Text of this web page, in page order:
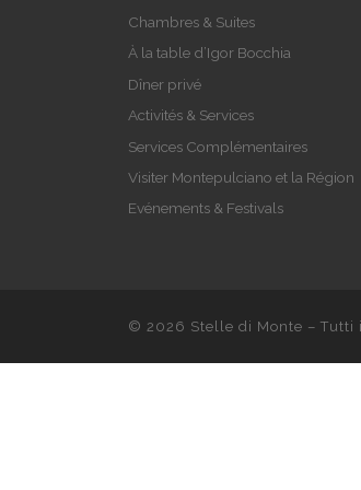
Chambres & Suites
À la table d’Igor Bocchia
Dîner privé
Activités & Services
Services Complémentaires
Visiter Montepulciano et la Région
Evénements & Festivals
© 2026 Stelle di Monte – Tutti